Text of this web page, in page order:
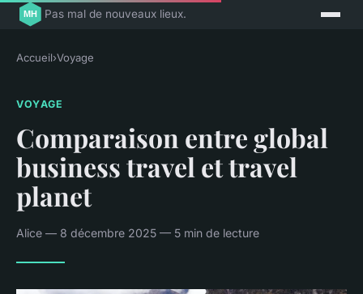
Pas mal de nouveaux lieux.
Accueil›Voyage
VOYAGE
Comparaison entre global
business travel et travel
planet
Alice — 8 décembre 2025 — 5 min de lecture